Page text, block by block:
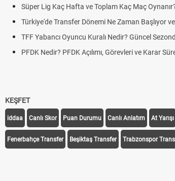
KEŞFET
iddaa Canlı Skor Puan Durumu Canlı Anlatım At Yarışı
Fenerbahçe Transfer Beşiktaş Transfer Trabzonspor